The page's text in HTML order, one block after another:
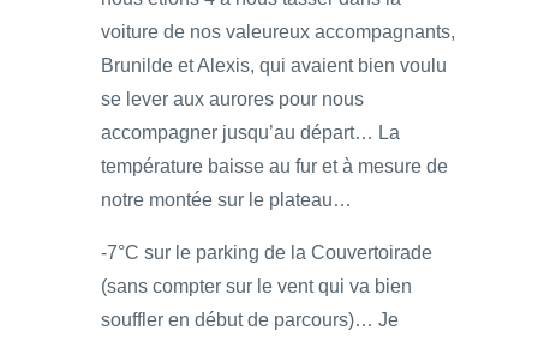
voiture de nos valeureux accompagnants,
Brunilde et Alexis, qui avaient bien voulu
se lever aux aurores pour nous
accompagner jusqu’au départ… La
température baisse au fur et à mesure de
notre montée sur le plateau…
-7°C sur le parking de la Couvertoirade
(sans compter sur le vent qui va bien
souffler en début de parcours)… Je